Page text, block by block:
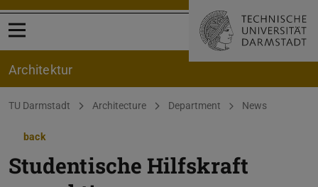
Open menu
Architektur
You are here:
TU Darmstadt Architecture Department News
back
Studentische Hilfskraft